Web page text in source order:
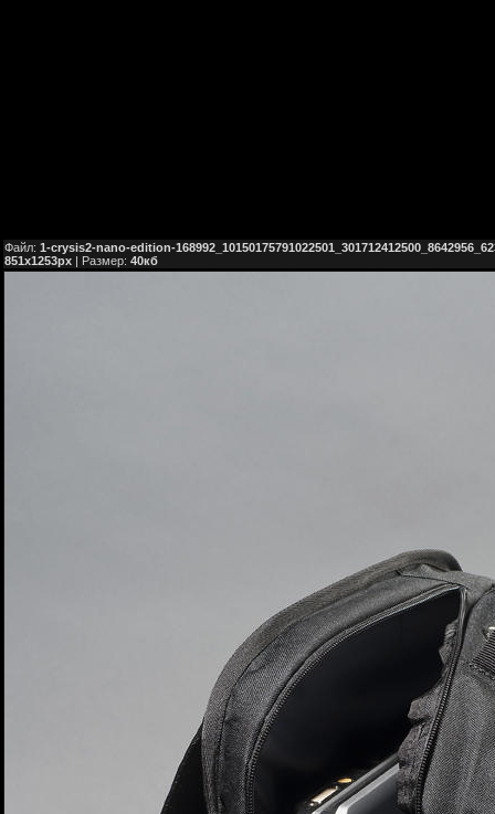
Файл: 1-crysis2-nano-edition-
851x1253px | Размер: 40кб